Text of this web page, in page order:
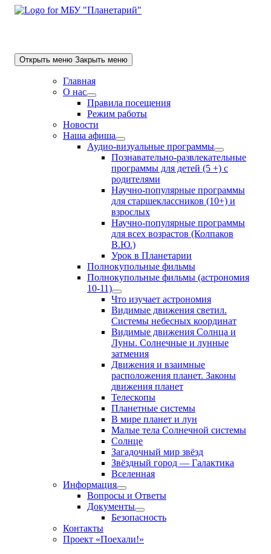
Skip
Открыть меню Закрыть меню
Главная
О нас
Show
sub
menu
Правила посещения
Режим работы
Новости
Наша афиша
Show
sub
menu
Аудио-визуальные программы
Show
sub
menu
Познавательно-развлекательные
программы для детей (5 +) с
родителями
Научно-популярные программы
для старшеклассников (10+) и
взрослых
Научно-популярные программы
для всех возрастов (Колпаков
В.Ю.)
Урок в Планетарии
Полнокупольные фильмы
Полнокупольные фильмы (астрономия
10-11)
Show
sub
menu
Что изучает астрономия
Видимые движения светил.
Системы небесных координат
Видимые движения Солнца и
Луны. Солнечные и лунные
затмения
Движения и взаимные
расположения планет. Законы
движения планет
Телескопы
Планетные системы
В мире планет и лун
Малые тела Солнечной системы
Солнце
Загадочный мир звёзд
Звёздный город — Галактика
Вселенная
Информация
Show
sub
menu
Вопросы и Ответы
Документы
Show
sub
Безопасность
Контакты
Проект «Поехали!»